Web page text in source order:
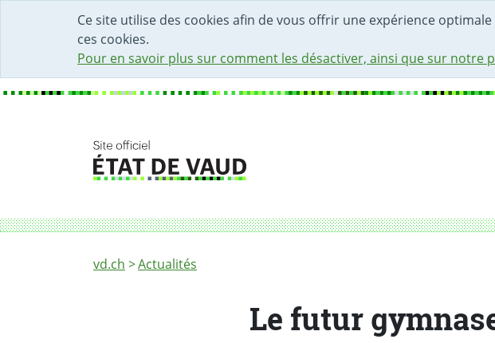
Ce site utilise des cookies afin de vous offrir une expérience
ces cookies.
Pour en savoir plus sur comment les désactiver, ainsi que sur
DÉBUT DU CONTENU DE LA PAGE
ACCÈS AU CHAMP DE RECHERCHE
PAGE D'ACCUEIL
FORMULAIRE DE CONTACT
Fil d'Ariane
vd.ch Actualités
Le futur gymnase d'Echallens se dévoile
Le futur